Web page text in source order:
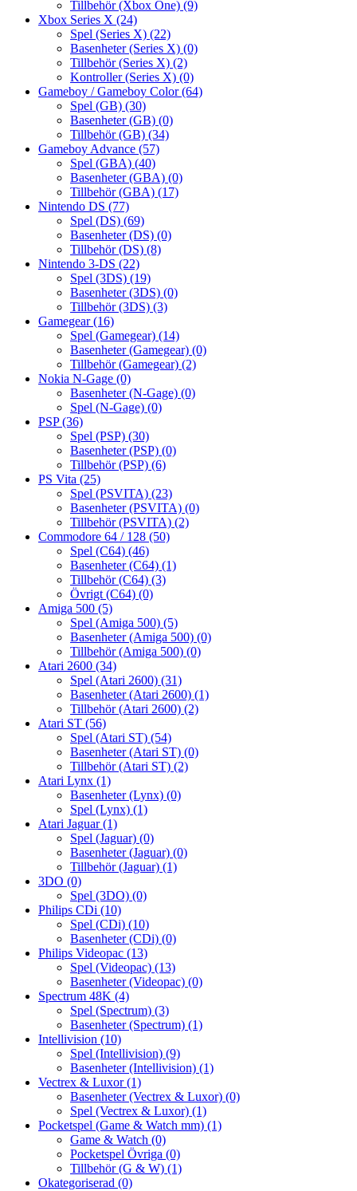
Tillbehör (Xbox One) (9)
Xbox Series X (24)
Spel (Series X) (22)
Basenheter (Series X) (0)
Tillbehör (Series X) (2)
Kontroller (Series X) (0)
Gameboy / Gameboy Color(64)
Spel (GB) (30)
Basenheter (GB) (0)
Tillbehör (GB) (34)
Gameboy Advance (57)
Spel (GBA) (40)
Basenheter (GBA) (0)
Tillbehör (GBA) (17)
Nintendo DS (77)
Spel (DS) (69)
Basenheter (DS) (0)
Tillbehör (DS) (8)
Nintendo 3-DS (22)
Spel (3DS) (19)
Basenheter (3DS) (0)
Tillbehör (3DS) (3)
Gamegear(16)
Spel (Gamegear) (14)
Basenheter (Gamegear) (0)
Tillbehör (Gamegear) (2)
Nokia N-Gage (0)
Basenheter (N-Gage) (0)
Spel (N-Gage) (0)
PSP(36)
Spel (PSP) (30)
Basenheter (PSP) (0)
Tillbehör (PSP) (6)
PS Vita (25)
Spel (PSVITA) (23)
Basenheter (PSVITA) (0)
Tillbehör (PSVITA) (2)
Commodore 64 / 128 (50)
Spel (C64) (46)
Basenheter (C64) (1)
Tillbehör (C64) (3)
Övrigt (C64) (0)
Amiga 500 (5)
Spel (Amiga 500) (5)
Basenheter (Amiga 500) (0)
Tillbehör (Amiga 500) (0)
Atari 2600 (34)
Spel (Atari 2600) (31)
Basenheter (Atari 2600) (1)
Tillbehör (Atari 2600) (2)
Atari ST (56)
Spel (Atari ST) (54)
Basenheter (Atari ST) (0)
Tillbehör (Atari ST) (2)
Atari Lynx (1)
Basenheter (Lynx) (0)
Spel (Lynx) (1)
Atari Jaguar(1)
Spel (Jaguar) (0)
Basenheter (Jaguar) (0)
Tillbehör (Jaguar) (1)
3DO (0)
Spel (3DO) (0)
Philips CDi (10)
Spel (CDi) (10)
Basenheter (CDi) (0)
Philips Videopac (13)
Spel (Videopac) (13)
Basenheter (Videopac) (0)
Spectrum 48K (4)
Spel (Spectrum) (3)
Basenheter (Spectrum) (1)
Intellivision (10)
Spel (Intellivision) (9)
Basenheter (Intellivision) (1)
Vectrex & Luxor(1)
Basenheter (Vectrex & Luxor) (0)
Spel (Vectrex & Luxor) (1)
Pocketspel (Game & Watch mm) (1)
Game & Watch (0)
Pocketspel Övriga (0)
Tillbehör (G & W) (1)
Okategoriserad (0)